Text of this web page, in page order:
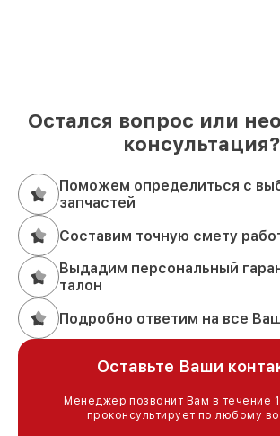
Остался вопрос или
консультация?
Поможем определиться с
запчастей
Составим точную смету
Выдадим персональный
талон
Подробно ответим на все
Оставьте Ваши
Менеджер позвонит Вам в течение
проконсультирует по любому